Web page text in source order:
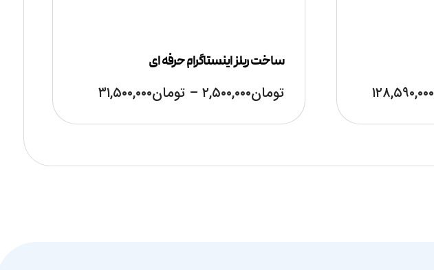
۱۲۸,۵۹۰,۰۰۰
ساخت ریلز اینستاگرام حرفه ای
تومان۲,۵۰۰,۰۰۰ –تومان۳۱,۵۰۰,۰۰۰